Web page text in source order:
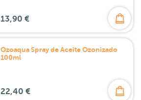
13,90 €
Ozoaqua Spray de Aceite Ozonizado
100ml
22,40 €